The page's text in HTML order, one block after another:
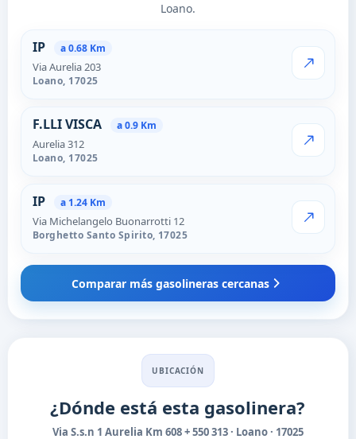
Loano.
Estaciones cercanas en Loano
IP a 0.68 Km
Via Aurelia 203
Loano, 17025
VER
F.LLI VISCA a 0.9 Km
Aurelia 312
Loano, 17025
VER
IP a 1.24 Km
Via Michelangelo Buonarrotti 12
Borghetto Santo Spirito, 17025
VER
Comparar más gasolineras cercanas
UBICACIÓN
¿Dónde está esta gasolinera?
Via S.s.n 1 Aurelia Km 608 + 550 313 · Loano · 17025